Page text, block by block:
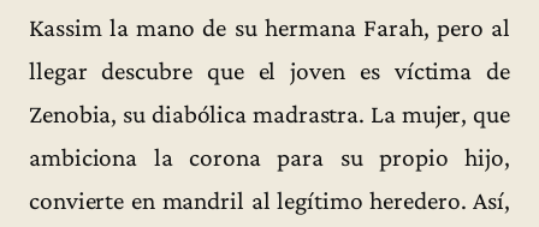
Kassim la mano de su hermana Farah, pero al
llegar descubre que el joven es víctima de
Zenobia, su diabólica madrastra. La mujer, que
ambiciona la corona para su propio hijo,
convierte en mandril al legítimo heredero. Así,